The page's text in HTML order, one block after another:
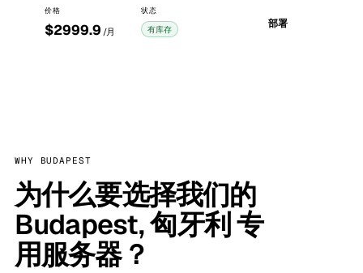
价格
$2999.9 /月
状态
有库存 部署
WHY BUDAPEST
为什么要选择我们的
Budapest, 匈牙利 专
用服务器？